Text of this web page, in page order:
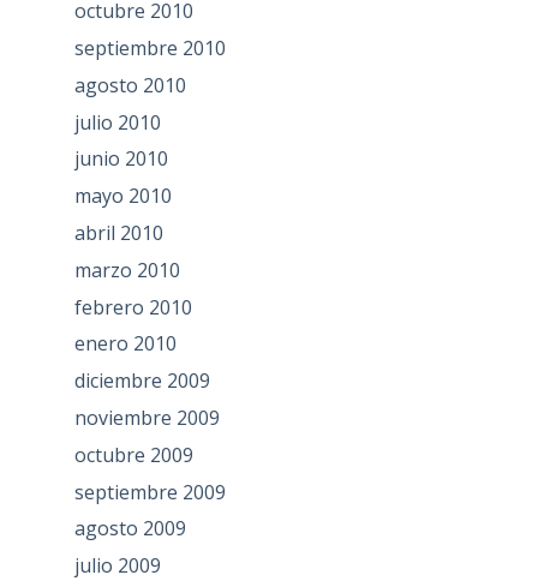
octubre 2010
septiembre 2010
agosto 2010
julio 2010
junio 2010
mayo 2010
abril 2010
marzo 2010
febrero 2010
enero 2010
diciembre 2009
noviembre 2009
octubre 2009
septiembre 2009
agosto 2009
julio 2009